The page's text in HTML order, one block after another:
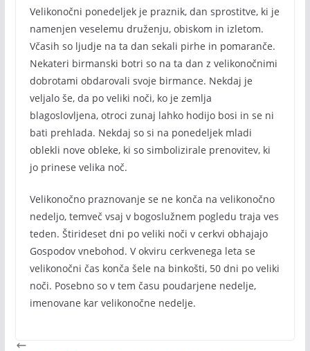
Velikonočni ponedeljek je praznik, dan sprostitve, ki je
namenjen veselemu druženju, obiskom in izletom.
Včasih so ljudje na ta dan sekali pirhe in pomaranče.
Nekateri birmanski botri so na ta dan z velikonočnimi
dobrotami obdarovali svoje birmance. Nekdaj je
veljalo še, da po veliki noči, ko je zemlja
blagoslovljena, otroci zunaj lahko hodijo bosi in se ni
bati prehlada. Nekdaj so si na ponedeljek mladi
oblekli nove obleke, ki so simbolizirale prenovitev, ki
jo prinese velika noč.
Velikonočno praznovanje se ne konča na velikonočno
nedeljo, temveč vsaj v bogoslužnem pogledu traja ves
teden. Štirideset dni po veliki noči v cerkvi obhajajo
Gospodov vnebohod. V okviru cerkvenega leta se
velikonočni čas konča šele na binkošti, 50 dni po veliki
noči. Posebno so v tem času poudarjene nedelje,
imenovane kar velikonočne nedelje.